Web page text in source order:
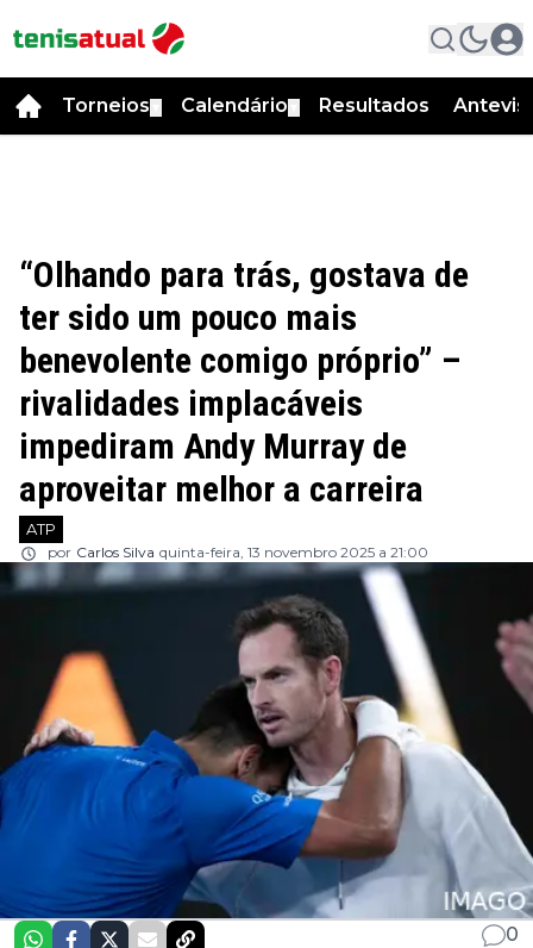
Torneios Calendário Resultados
“Olhando para trás, gostava de
ter sido um pouco mais
benevolente comigo próprio” –
rivalidades implacáveis
impediram Andy Murray de
aproveitar melhor a carreira
ATP
por Carlos Silva quinta-feira, 13 novembro 2025 a 21:00
0